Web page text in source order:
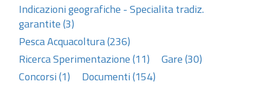
Indicazioni geografiche - Specialita tradiz.
garantite (3)
Pesca Acquacoltura (236)
Ricerca Sperimentazione (11)
Gare (30)
Concorsi (1)
Documenti (154)